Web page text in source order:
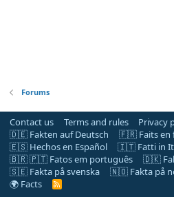
Forums
Contact us Terms and rules Privacy
🇩🇪 Fakten auf Deutsch
🇫🇷 Faits en
🇪🇸 Hechos en Español
🇮🇹 Fatti in
🇧🇷 🇵🇹 Fatos em português
🇩🇰
🇸🇪 Fakta på svenska
🇳🇴 Fakta på
🌍 Facts
R